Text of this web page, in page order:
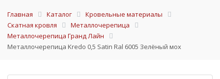
Главная Каталог
Кровельные материалы
Скатная кровля
Металлочерепица
Металлочерепица Гранд Лайн
Металлочерепица Kredo 0,5 Satin Ral 6005 Зелёный мох